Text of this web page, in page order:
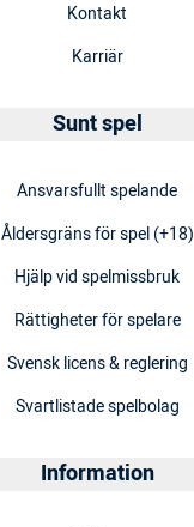
Kontakt
Karriär
Sunt spel
Ansvarsfullt spelande
Åldersgräns för spel (+18)
Hjälp vid spelmissbruk
Rättigheter för spelare
Svensk licens & reglering
Svartlistade spelbolag
Information